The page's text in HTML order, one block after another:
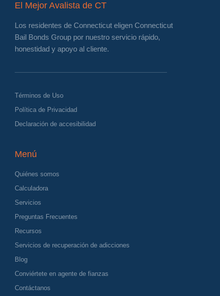
El Mejor Avalista de CT
Los residentes de Connecticut eligen Connecticut
Bail Bonds Group por nuestro servicio rápido,
honestidad y apoyo al cliente.
Términos de Uso
Política de Privacidad
Declaración de accesibilidad
Menú
Quiénes somos
Calculadora
Servicios
Preguntas Frecuentes
Recursos
Servicios de recuperación de adicciones
Blog
Conviértete en agente de fianzas
Contáctanos